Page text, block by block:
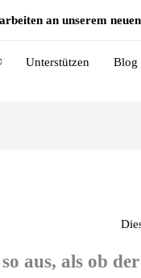
an unserem
Unterstützen Blog
so aus, als ob